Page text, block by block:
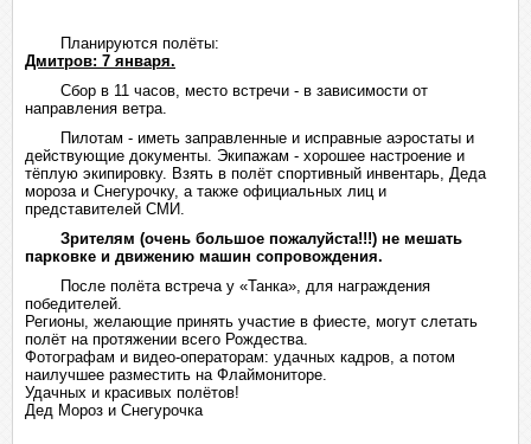
Планируются полёты:
Дмитров: 7 января.
Сбор в 11 часов, место встречи - в зависимости от
направления ветра.
Пилотам - иметь заправленные и исправные аэростаты и
действующие документы. Экипажам - хорошее настроение и
тёплую экипировку. Взять в полёт спортивный инвентарь, Деда
мороза и Снегурочку, а также официальных лиц и
представителей СМИ.
Зрителям (очень большое пожалуйста!!!) не мешать
парковке и движению машин сопровождения.
После полёта встреча у «Танка», для награждения
победителей.
Регионы, желающие принять участие в фиесте, могут слетать
полёт на протяжении всего Рождества.
Фотографам и видео-операторам: удачных кадров, а потом
наилучшее разместить на Флаймониторе.
Удачных и красивых полётов!
Дед Мороз и Снегурочка